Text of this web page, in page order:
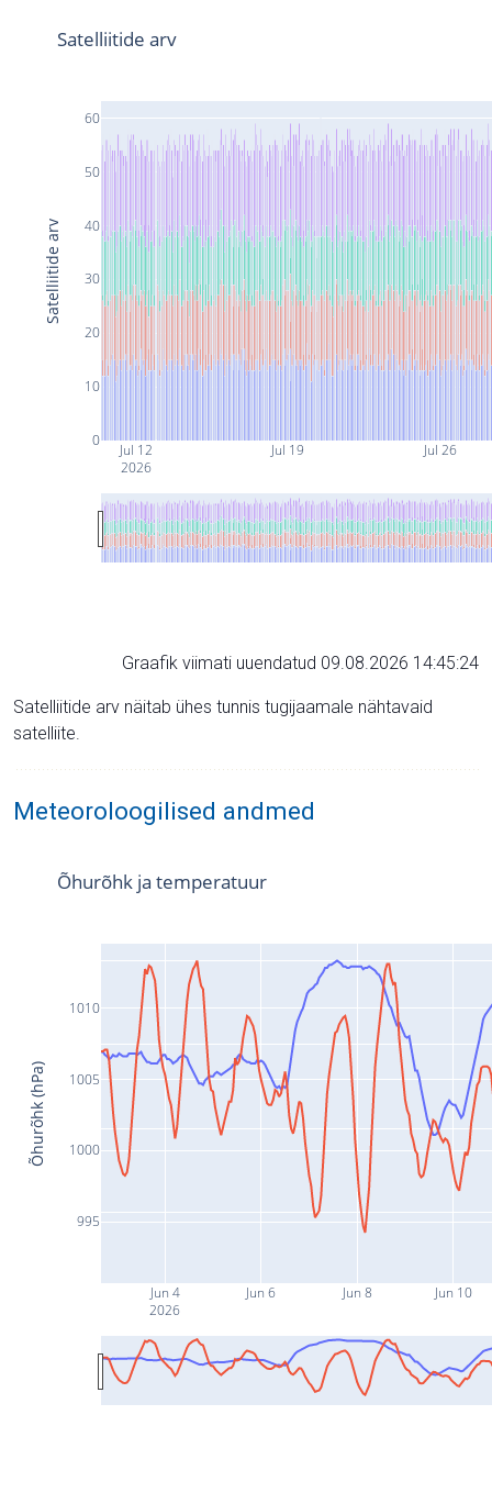
Jul 12
2026
Jul 19 Jul 26
0
10
20
30
40
50
60
Satelliitide arv
Satelliitide arv
Graafik viimati uuendatud 09.08.2026 14:45:24
Satelliitide arv näitab ühes tunnis tugijaamale nähtavaid
satelliite.
Meteoroloogilised andmed
Jun 4
2026
Jun 6 Jun 8 Jun 10
995
1000
1005
1010
Õhurõhk ja temperatuur
Õhurõhk (hPa)